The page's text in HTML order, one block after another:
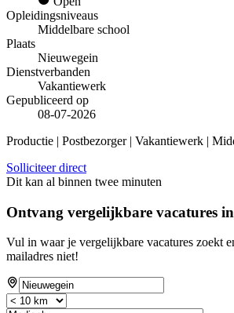
Opleidingsniveaus
Middelbare school
Plaats
Nieuwegein
Dienstverbanden
Vakantiewerk
Gepubliceerd op
08-07-2026
Productie | Postbezorger | Vakantiewerk |
Solliciteer direct
Dit kan al binnen twee minuten
Ontvang vergelijkbare vacatures
Vul in waar je vergelijkbare vacatures zoekt
mailadres niet!